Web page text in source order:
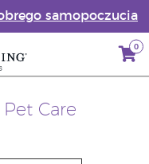
samopoczucia
0
Care